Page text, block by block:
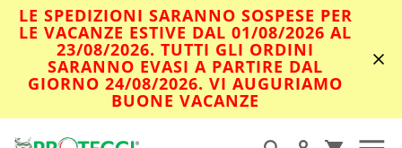
LE SPEDIZIONI SARANNO SOSPESE PER
LE VACANZE ESTIVE DAL 01/08/2026 AL
23/08/2026. TUTTI GLI ORDINI
SARANNO EVASI A PARTIRE DAL
GIORNO 24/08/2026. VI AUGURIAMO
BUONE VACANZE